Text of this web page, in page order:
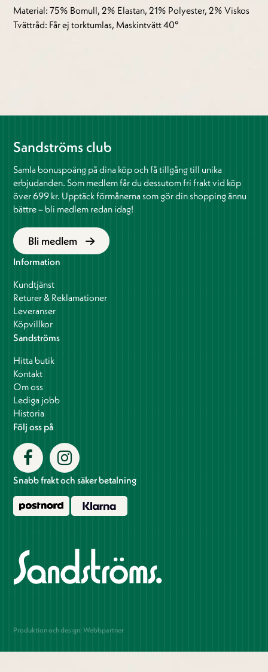
Material: 75% Bomull, 2% Elastan, 21% Polyester, 2% Viskos
Tvättråd: Får ej torktumlas, Maskintvätt 40°
Sandströms club
Samla bonuspoäng på dina köp och få tillgång till unika
erbjudanden. Som medlem får du dessutom fri frakt vid köp
över 699 kr. Upptäck förmånerna som gör din shopping ännu
bättre – bli medlem redan idag!
Bli medlem
Information
Kundtjänst
Returer & Reklamationer
Leveranser
Köpvillkor
Sandströms
Hitta butik
Kontakt
Om oss
Lediga jobb
Historia
Följ oss på
Snabb frakt och säker betalning
Produktion och design: Webbpartner